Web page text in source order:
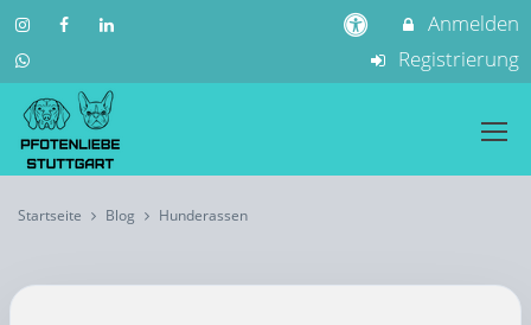
Anmelden
Registrierung
Startseite Blog Hunderassen